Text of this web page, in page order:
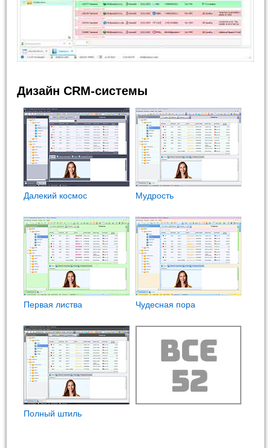
Дизайн CRM-системы
Далекий космос Мудрость
Первая листва Чудесная пора
Полный штиль